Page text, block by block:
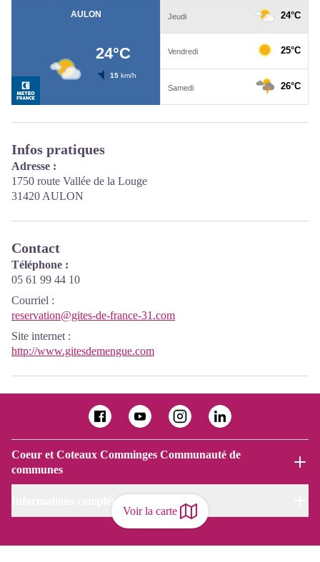
Voir la carte
Infos pratiques
Adresse :
1750 route Vallée de la Louge
31420 AULON
Contact
Téléphone :
05 61 99 44 10
Courriel :
reservation@gites-de-france-31.com
Site internet :
http://www.gitesdemengue.com
Coeur et Coteaux Comminges Communauté de
communes
Informations complémentaires